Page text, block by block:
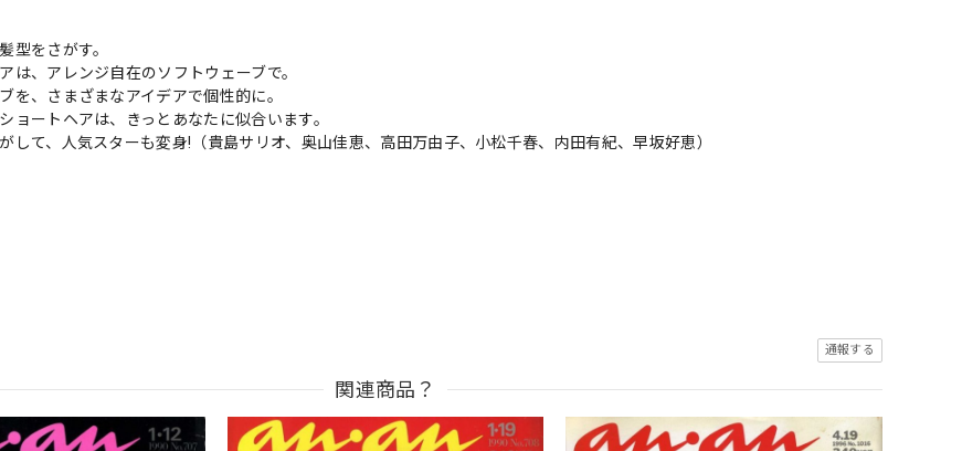
型をさがす。
は、アレンジ自在のソフトウェーブで。
を、さまざまなアイデアで個性的に。
ョートヘアは、きっとあなたに似合います。
して、人気スターも変身!（貴島サリオ、奥山佳恵、高田万由子、小松千春、内田有紀、早坂好恵）
通報する
関連商品？